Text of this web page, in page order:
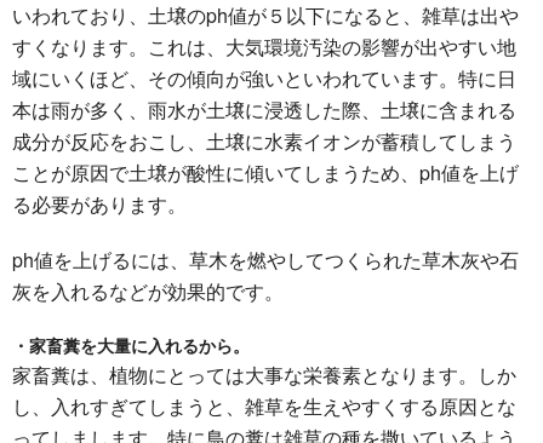
いわれており、土壌のph値が５以下になると、雑草は出や
すくなります。これは、大気環境汚染の影響が出やすい地
域にいくほど、その傾向が強いといわれています。特に日
本は雨が多く、雨水が土壌に浸透した際、土壌に含まれる
成分が反応をおこし、土壌に水素イオンが蓄積してしまう
ことが原因で土壌が酸性に傾いてしまうため、ph値を上げ
る必要があります。
ph値を上げるには、草木を燃やしてつくられた草木灰や石
灰を入れるなどが効果的です。
・家畜糞を大量に入れるから。
家畜糞は、植物にとっては大事な栄養素となります。しか
し、入れすぎてしまうと、雑草を生えやすくする原因とな